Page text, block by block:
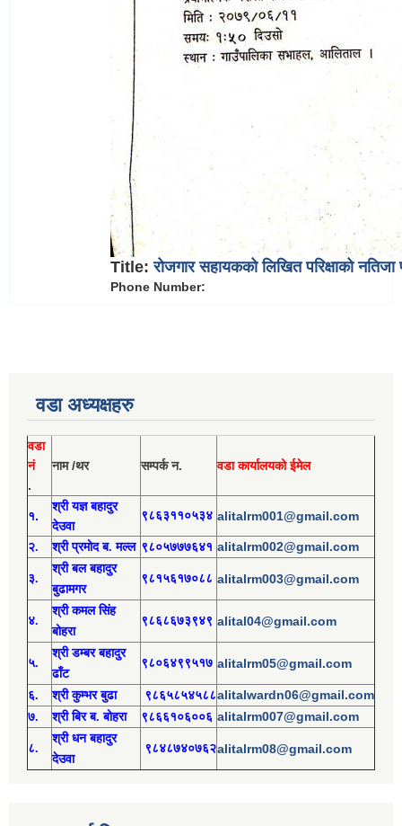
Title:रोजगार सहायकको लिखित परिक्षाको
Phone Number:
वडा अध्यक्षहरु
वडा
नं
.
नाम /थर सम्पर्क न. वडा कार्यालयको ईमेल
१.
श्री यज्ञ बहादुर
देउवा
९८६३११०५३४ alitalrm001@gmail.com
२. श्रीप्रमोदब. मल्ल ९८०५७७७६४१ alitalrm002@gmail.com
३.
श्रीबल बहादुर
बुढामगर
९८१५६१७०८८ alitalrm003@gmail.com
४.
श्री कमल सिंह
बोहरा
९८६८६७३९४९ alital04@gmail.com
५.
श्री डम्बर बहादुर
ढाँट
९८०६४९९५१७ alitalrm05@gmail.com
६. श्री कुम्भर बुढा ९८६५८५४५८८alitalwardn06@gmail.com
७. श्री बिर ब. बोहरा ९८६६१०६००६ alitalrm007@gmail.com
८.
श्री धन बहादुर
देउवा
९८४८७४०७६२alitalrm08@gmail.com